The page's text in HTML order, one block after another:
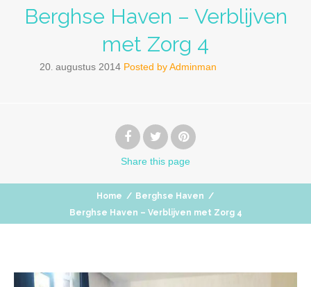
Berghse Haven – Verblijven
met Zorg 4
20. augustus 2014 Posted byAdminman
Share this page
Home / Berghse Haven /
Berghse Haven – Verblijven met Zorg 4